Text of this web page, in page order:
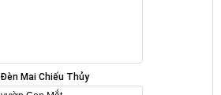
Đèn Mai Chiếu Thủy